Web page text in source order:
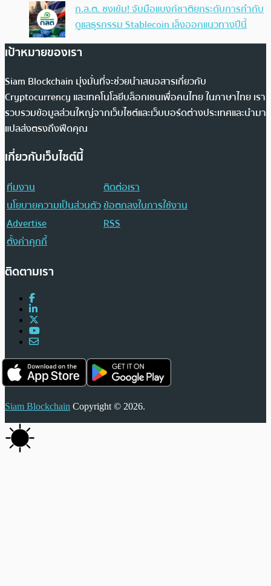
ก.ล.ต. ชงเข้ม! จับมือแบงก์ชาติยกระดับการกำกับ
ดูแลธุรกรรม Stablecoin เล็งออกแนวทางปีนี้
เป้าหมายของเรา
Siam Blockchain มุ่งมั่นที่จะช่วยนำเสนอสารเกี่ยวกับ
Cryptocurrency และเทคโนโลยีบล็อกเชนเพื่อคนไทย ในภาษาไทย เรา
รวบรวมข้อมูลส่วนใหญ่จากเว็บไซต์และเว็บบอร์ดต่างประเทศและนำมา
แปลส่งตรงถึงฟีดคุณ
เกี่ยวกับเว็บไซต์นี้
ทีมงาน
ติดต่อเรา
นโยบายความเป็นส่วนตัวข้อตกลงในการใช้งาน
Advertise
RSS
ตั้งค่าคุกกี้
ติดตามเรา
Siam Blockchain Copyright © 2026.